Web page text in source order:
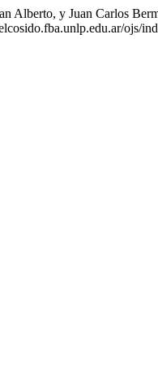
Alberto, y Juan Carlos
ojs/